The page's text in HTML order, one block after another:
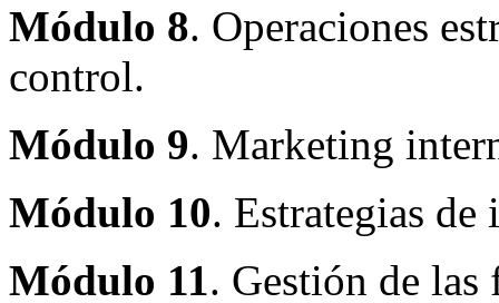
Módulo 8. Operaciones
control.
Módulo 9. Marketing
Módulo 10. Estrategias
Módulo 11. Gestión de las